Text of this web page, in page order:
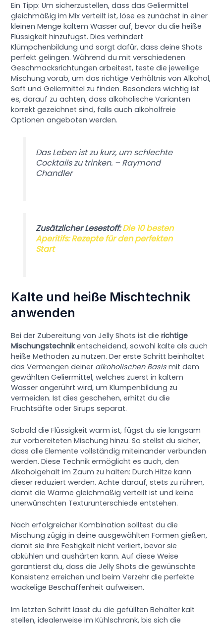
Ein Tipp: Um sicherzustellen, dass das Geliermittel
gleichmäßig im Mix verteilt ist, löse es zunächst in einer
kleinen Menge kaltem Wasser auf, bevor du die heiße
Flüssigkeit hinzufügst. Dies verhindert
Klümpchenbildung und sorgt dafür, dass deine Shots
perfekt gelingen. Während du mit verschiedenen
Geschmacksrichtungen arbeitest, teste die jeweilige
Mischung vorab, um das richtige Verhältnis von Alkohol,
Saft und Geliermittel zu finden. Besonders wichtig ist
es, darauf zu achten, dass alkoholische Varianten
korrekt gezeichnet sind, falls auch alkoholfreie
Optionen angeboten werden.
Das Leben ist zu kurz, um schlechte
Cocktails zu trinken. – Raymond
Chandler
Zusätzlicher Lesestoff:Die 10 besten
Aperitifs: Rezepte für den perfekten
Start
Kalte und heiße Mischtechnik
anwenden
Bei der Zubereitung von Jelly Shots ist dierichtige
Mischungstechnikentscheidend, sowohl kalte als auch
heiße Methoden zu nutzen. Der erste Schritt beinhaltet
das Vermengen deiner alkoholischen Basismit dem
gewählten Geliermittel, welches zuerst in kaltem
Wasser angerührt wird, um Klumpenbildung zu
vermeiden. Ist dies geschehen, erhitzt du die
Fruchtsäfte oder Sirups separat.
Sobald die Flüssigkeit warm ist, fügst du sie langsam
zur vorbereiteten Mischung hinzu. So stellst du sicher,
dass alle Elemente vollständig miteinander verbunden
werden. Diese Technik ermöglicht es auch, den
Alkoholgehalt im Zaum zu halten: Durch Hitze kann
dieser reduziert werden. Achte darauf, stets zu rühren,
damit die Wärme gleichmäßig verteilt ist und keine
unerwünschten Texturunterschiede entstehen.
Nach erfolgreicher Kombination solltest du die
Mischung zügig in deine ausgewählten Formen gießen,
damit sie ihre Festigkeit nicht verliert, bevor sie
abkühlen und aushärten kann. Auf diese Weise
garantierst du, dass die Jelly Shots die gewünschte
Konsistenz erreichen und beim Verzehr die perfekte
wackelige Beschaffenheit aufweisen.
Im letzten Schritt lässt du die gefüllten Behälter kalt
stellen, idealerweise im Kühlschrank, bis sich die